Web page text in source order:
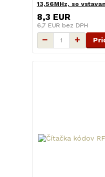
13,56MHz, so
8,3 EUR
6,7 EUR bez DPH